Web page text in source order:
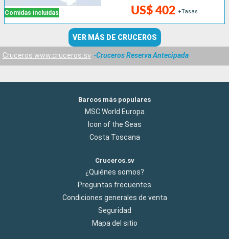
Comidas incluidas US$ 402 +Tasas
VER MÁS DE CRUCEROS
Cruceros www.cruceros.sv Cruceros Reserva Antecipada
Barcos más populares
MSC World Europa
Icon of the Seas
Costa Toscana
Cruceros.sv
¿Quiénes somos?
Preguntas frecuentes
Condiciones generales de venta
Seguridad
Mapa del sitio